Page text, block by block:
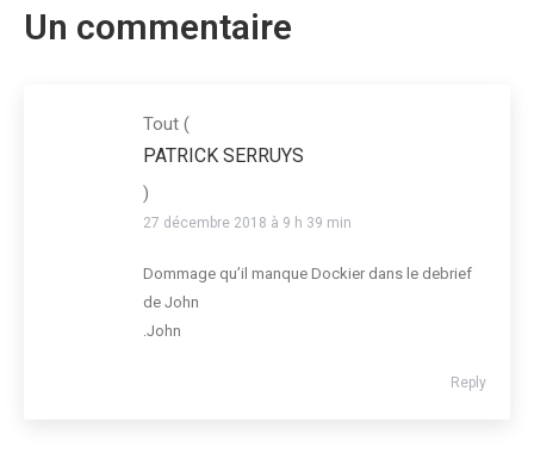
Un commentaire
Tout (
PATRICK SERRUYS
)
27 décembre 2018 à 9 h 39 min
Dommage qu’il manque Dockier dans le debrief
de John
.John
Reply